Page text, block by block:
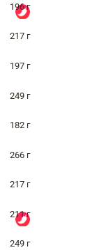
196 г
217 г
197 г
249 г
182 г
266 г
217 г
211 г
249 г